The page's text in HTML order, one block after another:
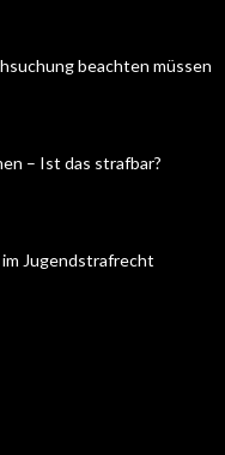
beachten müssen
– Ist das strafbar?
Jugendstrafrecht